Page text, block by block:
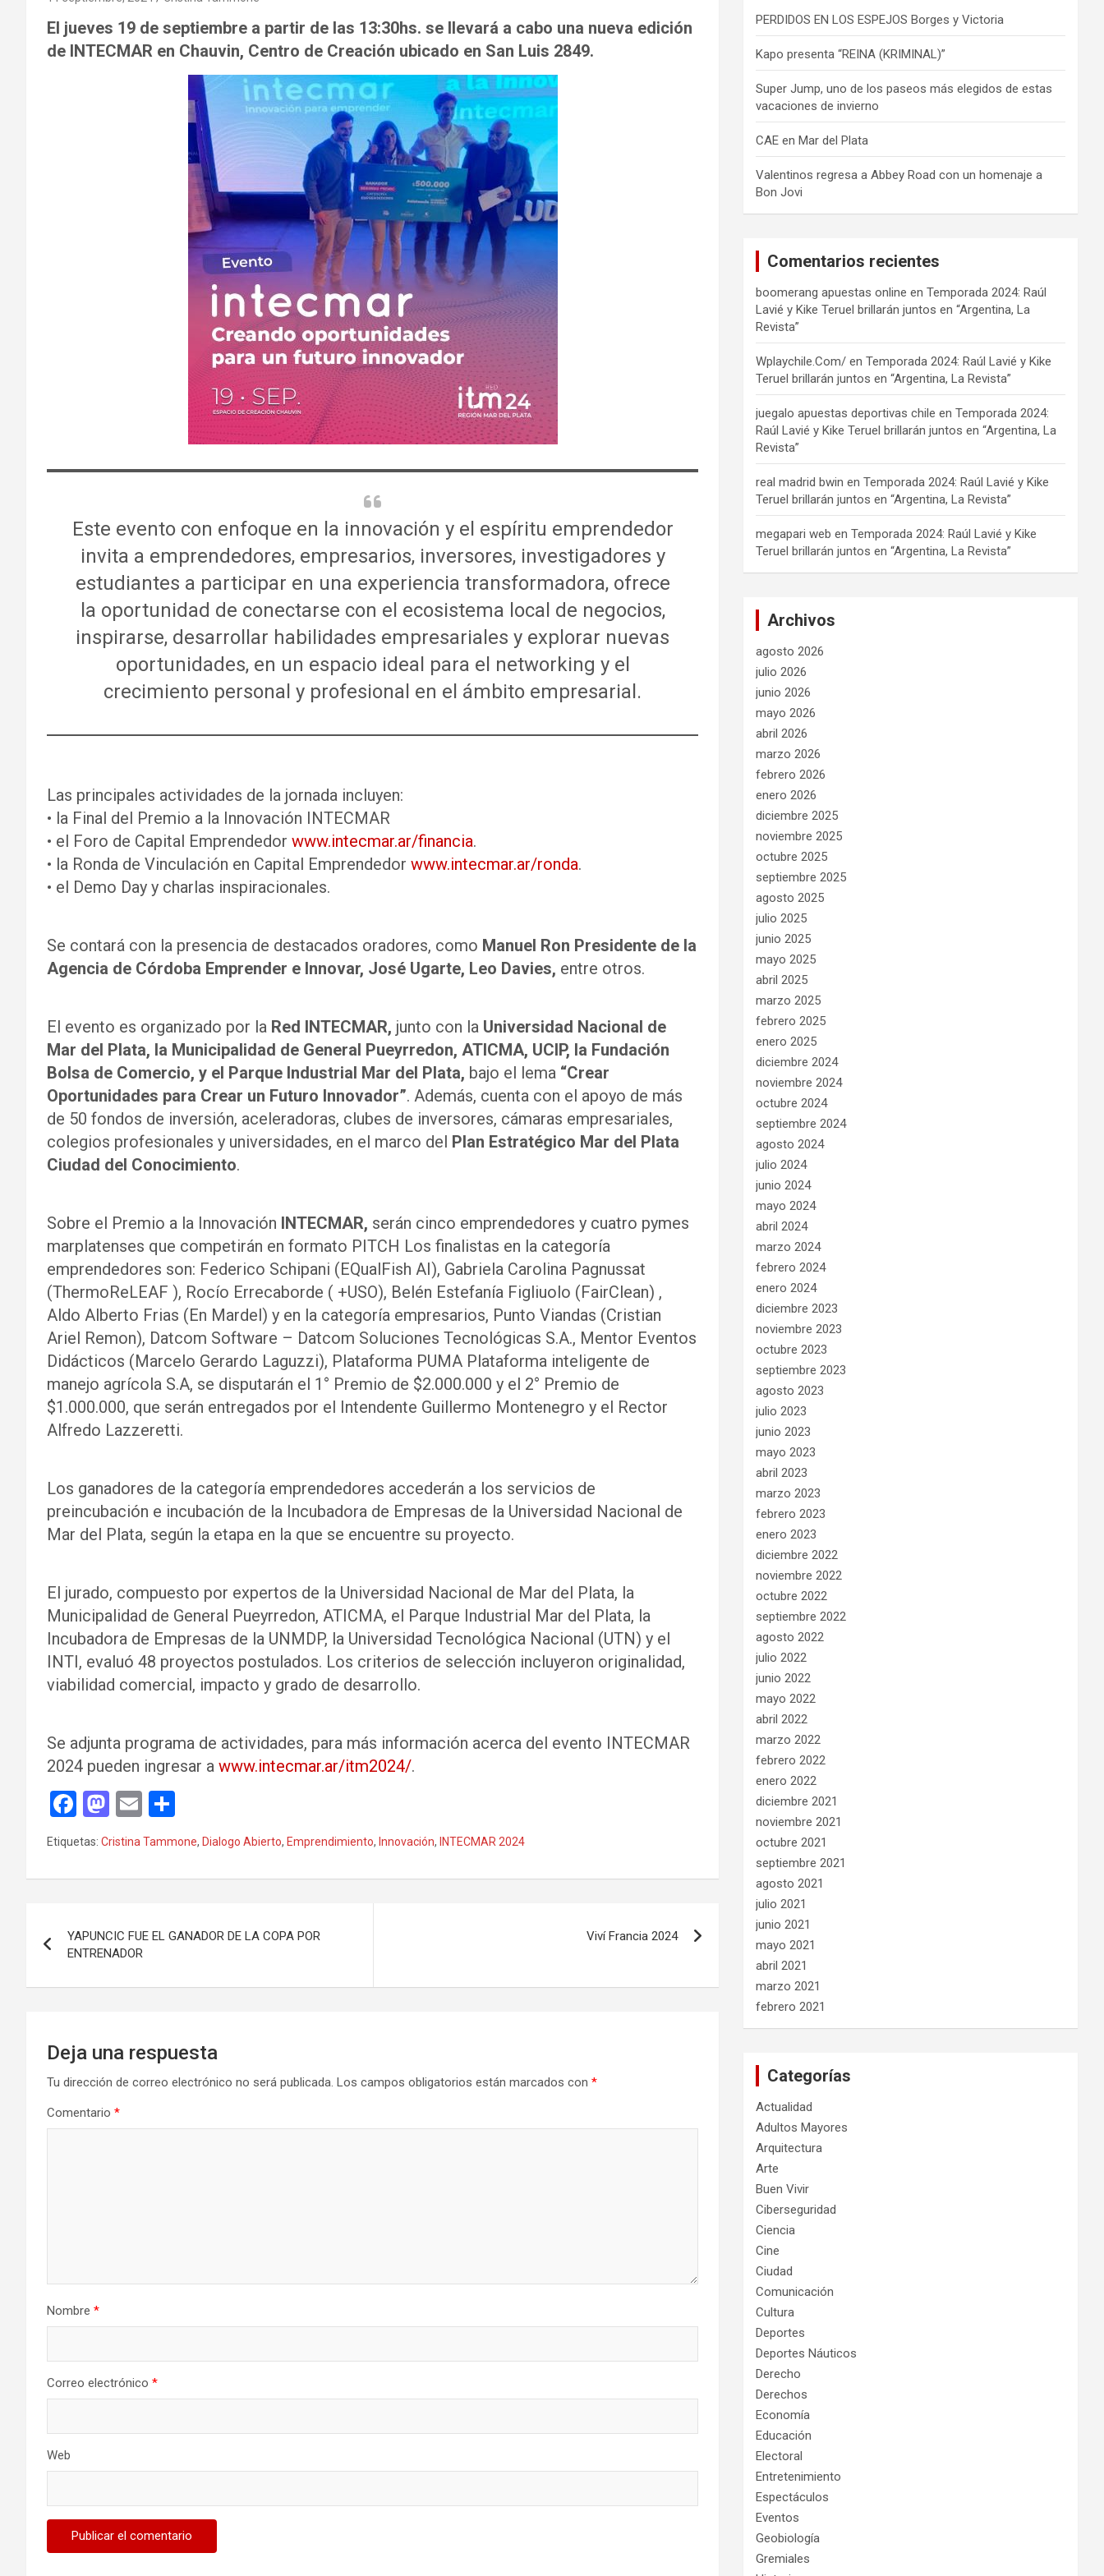
El jueves 19 de septiembre a partir de las 13:30hs. se llevará a cabo una nueva edición
de INTECMAR en Chauvin, Centro de Creación ubicado en San Luis 2849.
Este evento con enfoque en la innovación y el espíritu emprendedor
invita a emprendedores, empresarios, inversores, investigadores y
estudiantes a participar en una experiencia transformadora, ofrece
la oportunidad de conectarse con el ecosistema local de negocios,
inspirarse, desarrollar habilidades empresariales y explorar nuevas
oportunidades, en un espacio ideal para el networking y el
crecimiento personal y profesional en el ámbito empresarial.
Las principales actividades de la jornada incluyen:
• la Final del Premio a la Innovación INTECMAR
• el Foro de Capital Emprendedor www.intecmar.ar/financia.
• la Ronda de Vinculación en Capital Emprendedor www.intecmar.ar/ronda.
• el Demo Day y charlas inspiracionales.
Se contará con la presencia de destacados oradores, como Manuel Ron Presidente de la
Agencia de Córdoba Emprender e Innovar, José Ugarte, Leo Davies, entre otros.
El evento es organizado por la Red INTECMAR, junto con la Universidad Nacional de
Mar del Plata, la Municipalidad de General Pueyrredon, ATICMA, UCIP, la Fundación
Bolsa de Comercio, y el Parque Industrial Mar del Plata, bajo el lema “Crear
Oportunidades para Crear un Futuro Innovador”. Además, cuenta con el apoyo de más
de 50 fondos de inversión, aceleradoras, clubes de inversores, cámaras empresariales,
colegios profesionales y universidades, en el marco del Plan Estratégico Mar del Plata
Ciudad del Conocimiento.
Sobre el Premio a la Innovación INTECMAR, serán cinco emprendedores y cuatro pymes
marplatenses que competirán en formato PITCH Los finalistas en la categoría
emprendedores son: Federico Schipani (EQualFish AI), Gabriela Carolina Pagnussat
(ThermoReLEAF ), Rocío Errecaborde ( +USO), Belén Estefanía Figliuolo (FairClean) ,
Aldo Alberto Frias (En Mardel) y en la categoría empresarios, Punto Viandas (Cristian
Ariel Remon), Datcom Software – Datcom Soluciones Tecnológicas S.A., Mentor Eventos
Didácticos (Marcelo Gerardo Laguzzi), Plataforma PUMA Plataforma inteligente de
manejo agrícola S.A, se disputarán el 1° Premio de $2.000.000 y el 2° Premio de
$1.000.000, que serán entregados por el Intendente Guillermo Montenegro y el Rector
Alfredo Lazzeretti.
Los ganadores de la categoría emprendedores accederán a los servicios de
preincubación e incubación de la Incubadora de Empresas de la Universidad Nacional de
Mar del Plata, según la etapa en la que se encuentre su proyecto.
El jurado, compuesto por expertos de la Universidad Nacional de Mar del Plata, la
Municipalidad de General Pueyrredon, ATICMA, el Parque Industrial Mar del Plata, la
Incubadora de Empresas de la UNMDP, la Universidad Tecnológica Nacional (UTN) y el
INTI, evaluó 48 proyectos postulados. Los criterios de selección incluyeron originalidad,
viabilidad comercial, impacto y grado de desarrollo.
Se adjunta programa de actividades, para más información acerca del evento INTECMAR
2024 pueden ingresar a www.intecmar.ar/itm2024/.
F
a
ce
b
o
k
M
a
st
o
o
n
E
m
ail m
p
tir
Etiquetas: Cristina Tammone, Dialogo Abierto, Emprendimiento, Innovación, INTECMAR 2024
de
entradas
YAPUNCIC FUE EL GANADOR DE LA COPA POR
ENTRENADOR
Viví Francia 2024
Deja una respuesta
Tu dirección de correo electrónico no será publicada. Los campos obligatorios están marcados con *
Comentario *
Nombre *
Correo electrónico *
Web
PERDIDOS EN LOS ESPEJOS Borges y Victoria
Kapo presenta “REINA (KRIMINAL)”
Super Jump, uno de los paseos más elegidos de estas
vacaciones de invierno
CAE en Mar del Plata
Valentinos regresa a Abbey Road con un homenaje a
Bon Jovi
Comentarios recientes
boomerang apuestas online enTemporada 2024: Raúl
Lavié y Kike Teruel brillarán juntos en “Argentina, La
Revista”
Wplaychile.Com/ enTemporada 2024: Raúl Lavié y Kike
Teruel brillarán juntos en “Argentina, La Revista”
juegalo apuestas deportivas chile enTemporada 2024:
Raúl Lavié y Kike Teruel brillarán juntos en “Argentina, La
Revista”
real madrid bwin enTemporada 2024: Raúl Lavié y Kike
Teruel brillarán juntos en “Argentina, La Revista”
megapari web enTemporada 2024: Raúl Lavié y Kike
Teruel brillarán juntos en “Argentina, La Revista”
Archivos
agosto 2026
julio 2026
junio 2026
mayo 2026
abril 2026
marzo 2026
febrero 2026
enero 2026
diciembre 2025
noviembre 2025
octubre 2025
septiembre 2025
agosto 2025
julio 2025
junio 2025
mayo 2025
abril 2025
marzo 2025
febrero 2025
enero 2025
diciembre 2024
noviembre 2024
octubre 2024
septiembre 2024
agosto 2024
julio 2024
junio 2024
mayo 2024
abril 2024
marzo 2024
febrero 2024
enero 2024
diciembre 2023
noviembre 2023
octubre 2023
septiembre 2023
agosto 2023
julio 2023
junio 2023
mayo 2023
abril 2023
marzo 2023
febrero 2023
enero 2023
diciembre 2022
noviembre 2022
octubre 2022
septiembre 2022
agosto 2022
julio 2022
junio 2022
mayo 2022
abril 2022
marzo 2022
febrero 2022
enero 2022
diciembre 2021
noviembre 2021
octubre 2021
septiembre 2021
agosto 2021
julio 2021
junio 2021
mayo 2021
abril 2021
marzo 2021
febrero 2021
Categorías
Actualidad
Adultos Mayores
Arquitectura
Arte
Buen Vivir
Ciberseguridad
Ciencia
Cine
Ciudad
Comunicación
Cultura
Deportes
Deportes Náuticos
Derecho
Derechos
Economía
Educación
Electoral
Entretenimiento
Espectáculos
Eventos
Geobiología
Gremiales